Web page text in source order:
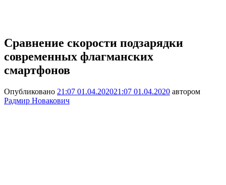
Сравнение скорости подзарядки
современных флагманских
смартфонов
Опубликовано 21:07 01.04.202021:07 01.04.2020 автором
Радмир Новакович